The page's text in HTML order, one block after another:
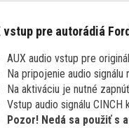
vstup pre autorádiá
AUX audio vstup pre
Na pripojenie audio signálu
Na aktiváciu je nutné
Vstup audio signálu CINCH
Pozor! Nedá sa použiť s